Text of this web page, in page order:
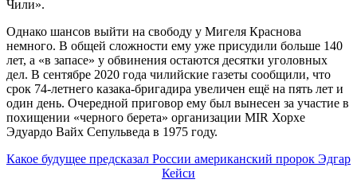
Чили».
Однако шансов выйти на свободу у Мигеля Краснова
немного. В общей сложности ему уже присудили больше 140
лет, а «в запасе» у обвинения остаются десятки уголовных
дел. В сентябре 2020 года чилийские газеты сообщили, что
срок 74-летнего казака-бригадира увеличен ещё на пять лет и
один день. Очередной приговор ему был вынесен за участие в
похищении «черного берета» организации MIR Хорхе
Эдуардо Вайх Сепульведа в 1975 году.
Какое будущее предсказал России американский пророк Эдгар
Кейси